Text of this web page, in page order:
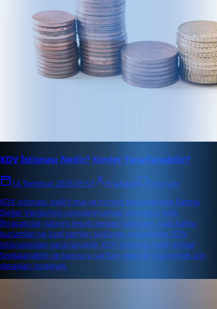
KDV İstisnası Nedir? Kimler Yararlanabilir?
14 Temmuz 2026 09:53 Enabase
0 yorum
KDV istisnası, belirli mal ve hizmet teslimlerinde Katma
Değer Vergisi’nin uygulanmaması anlamına gelir.
İhracatçılar, yatırım teşvik belgesi sahipleri, bazı kamu
kurumları ve özel şartları sağlayan mükellefler KDV
istisnasından yararlanabilir. KDV istisnası nedir, kimler
faydalanabilir ve başvuru şartları nelerdir öğrenmek için
detayları inceleyin.